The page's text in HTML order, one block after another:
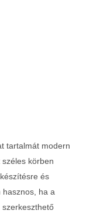
tartalmát modern
körben
és
hasznos, ha a